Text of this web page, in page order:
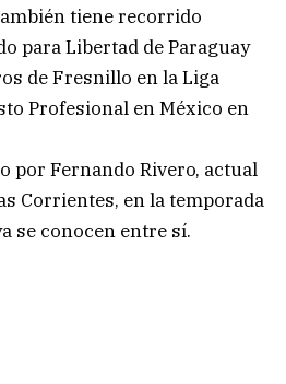
tiene recorrido
para Libertad de Paraguay
de Fresnillo en la Liga
Profesional en México en
por Fernando Rivero, actual
Corrientes, en la temporada
se conocen entre sí.